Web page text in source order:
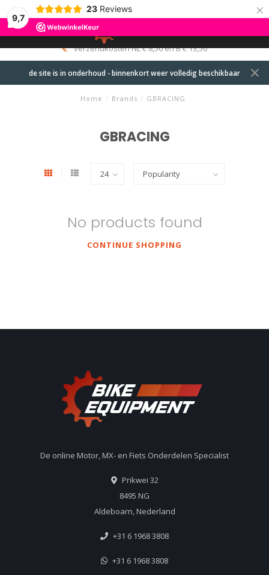
9,7
23 Reviews ×
MENU
0
verzendkosten NL € 8,50 en B € 13,50
de site is in onderhoud - binnenkort weer volledig beschikbaar
Home / Brands / GBRACING
GBRACING
No products found
CONTINUE SHOPPING
De online Motor, MX- en Fiets Onderdelen Specialist
Prikwei 32
8495 NG
Aldeboarn, Nederland
+31 6 1968 3808
+31 6 1968 3808